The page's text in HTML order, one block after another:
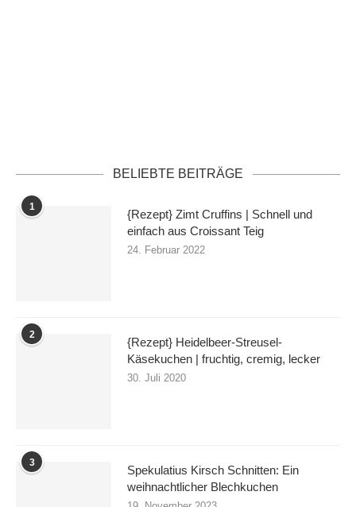
BELIEBTE BEITRÄGE
1
{Rezept} Zimt Cruffins | Schnell und
einfach aus Croissant Teig
24. Februar 2022
2
{Rezept} Heidelbeer-Streusel-
Käsekuchen | fruchtig, cremig, lecker
30. Juli 2020
3
Spekulatius Kirsch Schnitten: Ein
weihnachtlicher Blechkuchen